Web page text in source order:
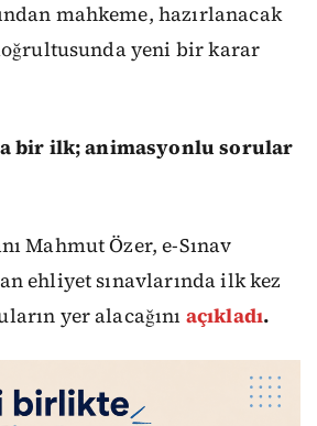
mahkeme, hazırlanacak
yeni bir karar
bir ilk; animasyonlu sorular
Mahmut Özer, e-Sınav
ehliyet sınavlarında ilk kez
yer alacağını açıkladı.